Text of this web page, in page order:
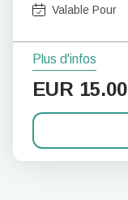
Valable Pour
Plus d'infos
EUR 15.00